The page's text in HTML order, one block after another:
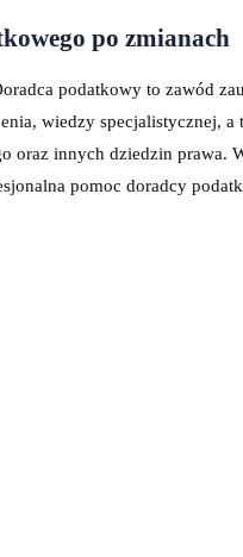
po zmianach
podatkowy to zawód
wiedzy specjalistycznej,
oraz innych dziedzin prawa.
pomoc doradcy